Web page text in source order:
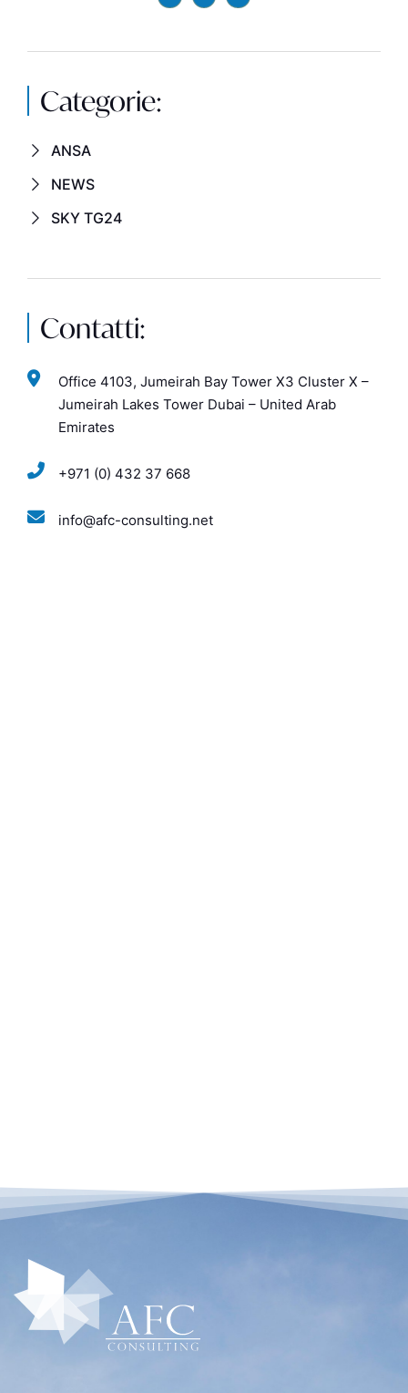
Categorie:
ANSA
NEWS
SKY TG24
Contatti:
Office 4103, Jumeirah Bay Tower X3 Cluster X –
Jumeirah Lakes Tower Dubai – United Arab
Emirates
+971 (0) 432 37 668
info@afc-consulting.net